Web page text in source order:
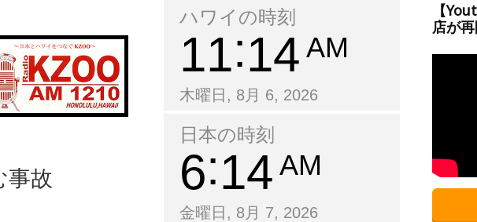
事故
ハワイの時刻
11 14 AM
木曜日, 8月 6, 2026
日本の時刻
6 14 AM
金曜日, 8月 7, 2026
【
店が再